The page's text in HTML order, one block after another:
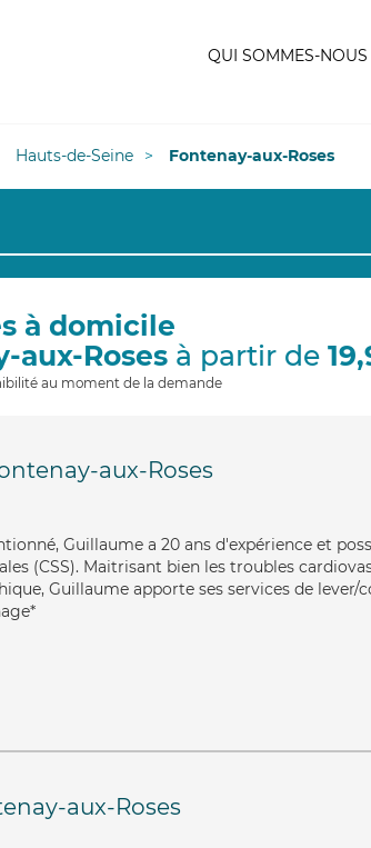
QUI SOMMES-NOUS
Hauts-de-Seine Fontenay-aux-Roses
à domicile
aux-Roses à partir de
au moment de la demande
aux-Roses
Guillaume a 20 ans d'expérience et
(CSS). Maitrisant bien les troubles
Guillaume apporte ses services de lever/
aux-Roses